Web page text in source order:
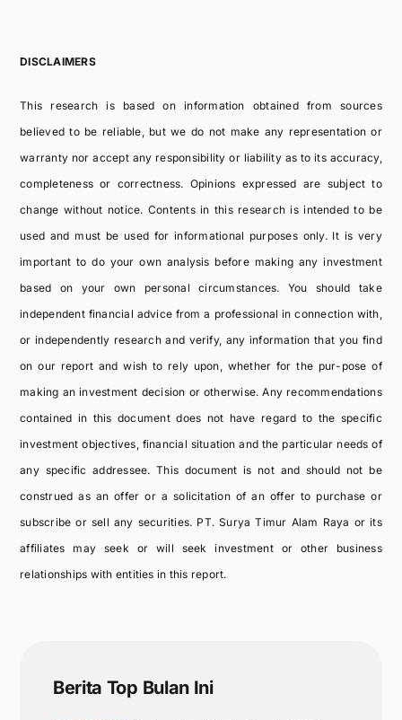
DISCLAIMERS
This research is based on information obtained from sources
believed to be reliable, but we do not make any representation or
warranty nor accept any responsibility or liability as to its accuracy,
completeness or correctness. Opinions expressed are subject to
change without notice. Contents in this research is intended to be
used and must be used for informational purposes only. It is very
important to do your own analysis before making any investment
based on your own personal circumstances. You should take
independent financial advice from a professional in connection with,
or independently research and verify, any information that you find
on our report and wish to rely upon, whether for the pur-pose of
making an investment decision or otherwise. Any recommendations
contained in this document does not have regard to the specific
investment objectives, financial situation and the particular needs of
any specific addressee. This document is not and should not be
construed as an offer or a solicitation of an offer to purchase or
subscribe or sell any securities. PT. Surya Timur Alam Raya or its
affiliates may seek or will seek investment or other business
relationships with entities in this report.
Berita Top Bulan Ini